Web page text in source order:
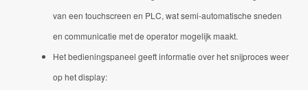
van een touchscreen en PLC, wat semi-automatische sneden
en communicatie met de operator mogelijk maakt.
Het bedieningspaneel geeft informatie over het snijproces weer
op het display: